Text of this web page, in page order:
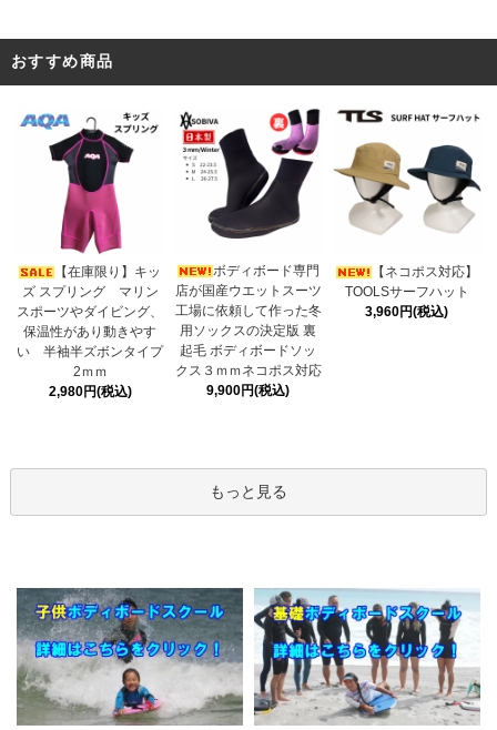
おすすめ商品
【在庫限り】キッ
ズ スプリング マリン
スポーツやダイビング、
保温性があり動きやす
い 半袖半ズボンタイプ
2ｍｍ
2,980円(税込)
ボディボード専門
店が国産ウエットスーツ
工場に依頼して作った冬
用ソックスの決定版 裏
起毛 ボディボードソッ
クス３ｍｍネコポス対応
9,900円(税込)
【ネコポス対応】
TOOLSサーフハット
3,960円(税込)
もっと見る